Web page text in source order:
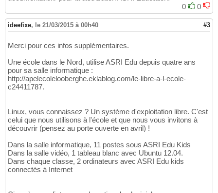
0
0
ideefixe, le 21/03/2015 à 00h40 #3
Merci pour ces infos supplémentaires.
Une école dans le Nord, utilise ASRI Edu depuis quatre ans
pour sa salle informatique :
http://apelecolelooberghe.eklablog.com/le-libre-a-l-ecole-
c24411787.
Linux, vous connaissez ? Un système d'exploitation libre. C'est
celui que nous utilisons à l'école et que nous vous invitons à
découvrir (pensez au porte ouverte en avril) !
Dans la salle informatique, 11 postes sous ASRI Edu Kids
Dans la salle vidéo, 1 tableau blanc avec Ubuntu 12.04.
Dans chaque classe, 2 ordinateurs avec ASRI Edu kids
connectés à Internet